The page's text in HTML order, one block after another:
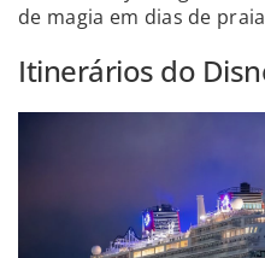
de magia em dias de
Itinerários do